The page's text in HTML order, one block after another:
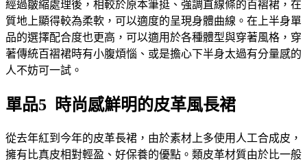
經過皺縮處理後，相較於原本筆挺、強調直線條的百褶裙，在
質地上顯得較為柔軟，可以適度的呈現身體曲線。在上半身單
品的選擇配合度也更高，可以適用於各種體型與穿著風格，穿
著傳統百褶裙時有小腹煩惱、或是擔心下半身太過有分量感的
人不妨可一試。
單品5 時尚感鮮明的皮革風長裙
從去年紅到今年的皮革長裙，由於素材上多使用人工合成皮，
擁有比真皮相對輕盈、好保養的優點。類皮革材質由於比一般